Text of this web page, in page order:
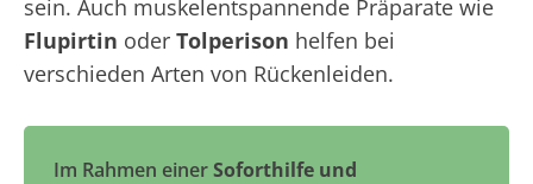
sein. Auch muskelentspannende Präparate wie
Flupirtin oder Tolperison helfen bei
verschieden Arten von Rückenleiden.
Im Rahmen einerSoforthilfe und